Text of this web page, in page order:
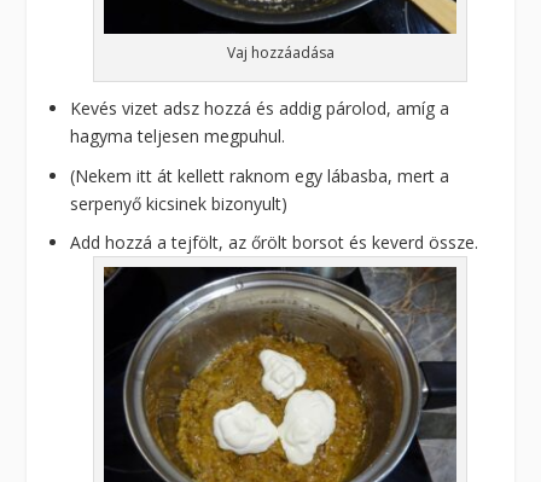
Vaj hozzáadása
Kevés vizet adsz hozzá és addig párolod, amíg a
hagyma teljesen megpuhul.
(Nekem itt át kellett raknom egy lábasba, mert a
serpenyő kicsinek bizonyult)
Add hozzá a tejfölt, az őrölt borsot és keverd össze.